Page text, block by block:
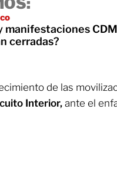
manifestaciones
cerradas?
de las
Interior, ante el